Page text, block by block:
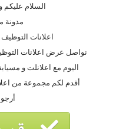
السلام عليكم
مدونة
اعلانات التوظيف
نواصل عرض اعلانات التوظيف
اليوم مع اعلانلت و مسيابقات
أقدم لكم مجموعة من